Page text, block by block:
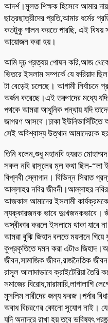
আদর্শ।মূলত শিক্ষক হিসেবে আমার
ছাত্রছাত্রীদের প্রতি,আমার ধর্মের
কতটুকু পালন করতে পারছি, এই বিষয়
আয়োজন করা হয়।
আমি দৃঢ় প্রত্যয় পোষন করি,আজ
ভিতরে ইসলাম সম্পর্কে যে ফরিয়াদ
টা বেড়েই চলেছে। আগামী
অর্জন করেছে।এই তরুণদের মধ্যে
পথকে আমরা আধুনিক পন্থায় যদি
জাগরণ আসবে।ঢাকা ইউনিভার্সিটিতে
সেই অবিশ্বাস্য উত্থান আমাদেরকে
তিনি বলেন,শুধু মহানবি হযরত
সকল নবি রাসূলের মূল কথা ছিল-“লা
বিপ্লবী স্লোগান। বিভিন্ন সিরাত
আল্লাহর নবির জীবনী।আল্লাহর
আজকাল আমাদের ইসলামী
ন্যক্কারজনক ভাবে দুঃখজনকভাবে।
অস্বীকার করলে ইসলামে থাকা যাবে
আমরা বুঝি জিহাদ বলতে ময়দানে
কুপ্রকৃতিতে দমন করা এটাও
জীবন,সামাজিক জীবন,রাজনৈতিক
রাসূল আলাদাভাবে ক্রাইটেরিয়া তৈরি
সমাজের বিরোধ,মারামারি,লাগালাগি
মুসলিম নারীদের জন্য ফরজ।পর্দার
অবাধ বিচরণের কোনো সুযোগ নাই।
যদি অনাদরে রাখা হয় তবে ভবিষ্যৎ